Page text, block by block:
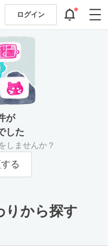
ログイン
が
した
しませんか？
る
りから探す